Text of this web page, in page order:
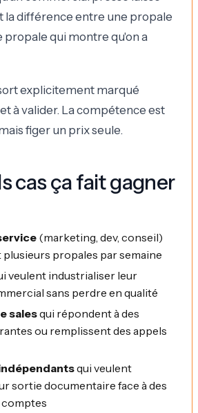
la différence entre une propale
propale qui montre qu'on a
explicitement marqué
à valider. La compétence est
figer un prix seule.
cas ça fait gagner
(marketing, dev, conseil)
propales par semaine
veulent industrialiser leur
sans perdre en qualité
salesqui répondent à des
ou remplissent des appels
qui veulent
sortie documentaire face à des